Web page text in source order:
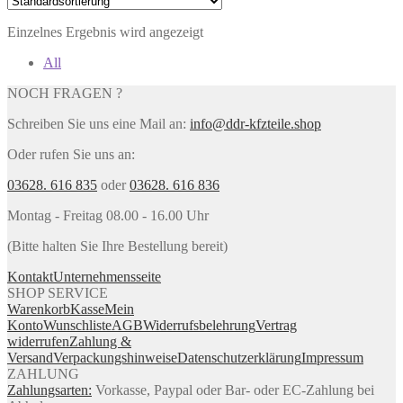
Einzelnes Ergebnis wird angezeigt
All
NOCH FRAGEN ?
Schreiben Sie uns eine Mail an: info@ddr-kfzteile.shop
Oder rufen Sie uns an:
03628. 616 835 oder03628. 616 836
Montag - Freitag 08.00 - 16.00 Uhr
(Bitte halten Sie Ihre Bestellung bereit)
KontaktUnternehmensseite
SHOP SERVICE
WarenkorbKasseMein
KontoWunschlisteAGBWiderrufsbelehrungVertrag
widerrufenZahlung &
VersandVerpackungshinweiseDatenschutzerklärungImpressum
ZAHLUNG
Zahlungsarten: Vorkasse, Paypal oder Bar- oder EC-Zahlung bei